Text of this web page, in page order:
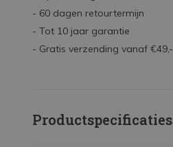
- 60 dagen retourtermijn
- Tot 10 jaar garantie
- Gratis verzending vanaf €49,-
Productspecificaties